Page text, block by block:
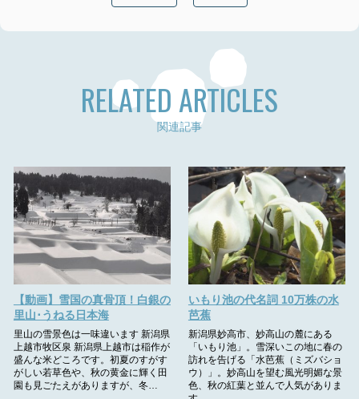
RELATED ARTICLES
関連記事
【動画】雪国の真骨頂！白銀の
里山･うねる日本海
里山の雪景色は一味違います 新潟県
上越市牧区泉 新潟県上越市は稲作が
盛んな米どころです。初夏のすがす
がしい若草色や、秋の黄金に輝く田
園も見ごたえがありますが、冬…
いもり池の代名詞 10万株の水
芭蕉
新潟県妙高市、妙高山の麓にある
「いもり池」。雪深いこの地に春の
訪れを告げる「水芭蕉（ミズバショ
ウ）」。妙高山を望む風光明媚な景
色、秋の紅葉と並んで人気がありま